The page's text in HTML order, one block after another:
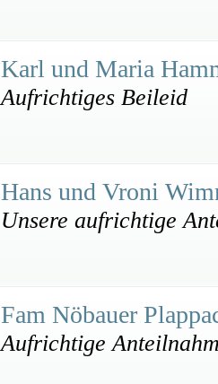
Karl und Maria
Aufrichtiges Beileid
Hans und Vroni
Unsere aufrichtige
Fam Nöbauer
Aufrichtige